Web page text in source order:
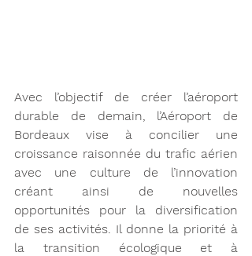
Avec l’objectif de créer l’aéroport
durable de demain, l’Aéroport de
Bordeaux vise à concilier une
croissance raisonnée du trafic aérien
avec une culture de l’innovation
créant ainsi de nouvelles
opportunités pour la diversification
de ses activités. Il donne la priorité à
la transition écologique et à